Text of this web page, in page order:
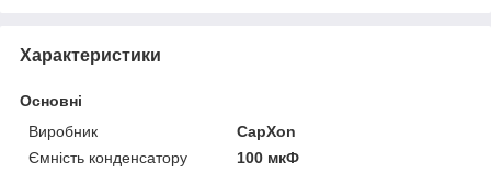
Характеристики
Основні
Виробник
CapXon
Ємність конденсатору
100 мкФ